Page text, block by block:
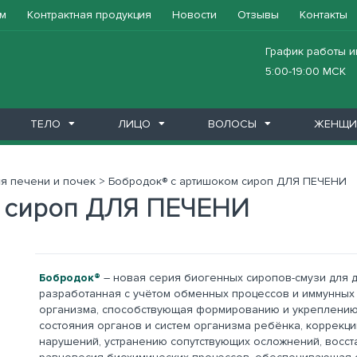
Контрактная продукция Новости Отзывы Контакты
График работы
5:00-19:00 МСК
Бобродок
Венолад
Глеятоник
Годжидоктор
ГоджИмбирь
Горная благодать
Дан'Ю Па-вли
Дианоль
Добродея
Дух Алтая Натиния
Каменное масло
Крякорус
Лигурикс Гэссе
Лиственница сибирская
Люсаль
Мамбрилия
Маммолия
Мон Грассе сиропы
Мумиё
Натуроник
От паразитов
Пантовая продукция
Пищеварительная система
Покровная система
При аллергии
При варикозе
ТЕЛО
Масла
Молочко для тела
Мыло Уход
Уход
ЛИЦО
Очищение
Подарочные наборы
Сыворотки Тоники
Уход
Уход
ВОЛОСЫ
Ополаскиватели
Средства для интимной
Здоровье
печени и почек > Бобродок® с артишоком сироп ДЛЯ ПЕЧЕНИ
сироп ДЛЯ ПЕЧЕНИ
Бобродок® – новая серия биогенных сиропов-смузи для
разработанная с учётом обменных процессов и иммунных
организма, способствующая формированию и
состояния органов и систем организма ребёнка,
нарушений, устранению сопутствующих осложнений,